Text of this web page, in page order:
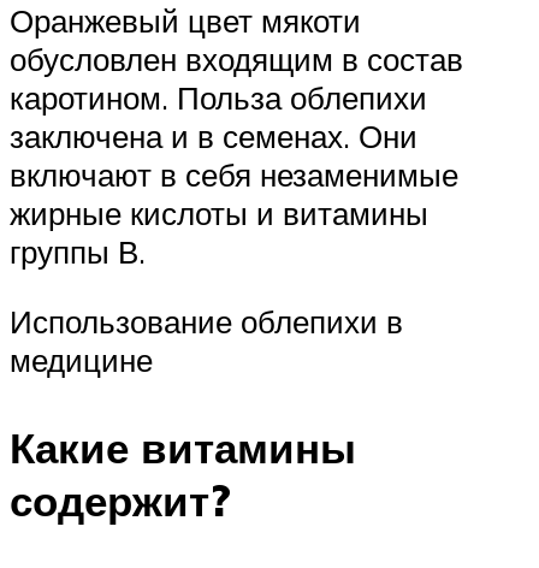
Оранжевый цвет мякоти
обусловлен входящим в состав
каротином. Польза облепихи
заключена и в семенах. Они
включают в себя незаменимые
жирные кислоты и витамины
группы В.
Использование облепихи в
медицине
Какие витамины
содержит?